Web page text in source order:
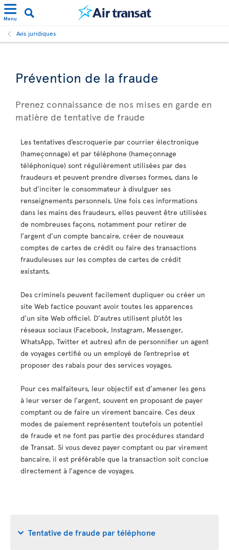
Menu
Avis juridiques
Prévention de la fraude
Prenez connaissance de nos mises en garde en
matière de tentative de fraude
Les tentatives d’escroquerie par courrier électronique
(hameçonnage) et par téléphone (hameçonnage
téléphonique) sont régulièrement utilisées par des
fraudeurs et peuvent prendre diverses formes, dans le
but d’inciter le consommateur à divulguer ses
renseignements personnels. Une fois ces informations
dans les mains des fraudeurs, elles peuvent être utilisées
de nombreuses façons, notamment pour retirer de
l’argent d’un compte bancaire, créer de nouveaux
comptes de cartes de crédit ou faire des transactions
frauduleuses sur les comptes de cartes de crédit
existants.
Des criminels peuvent facilement dupliquer ou créer un
site Web factice pouvant avoir toutes les apparences
d’un site Web officiel. D’autres utilisent plutôt les
réseaux sociaux (Facebook, Instagram, Messenger,
WhatsApp, Twitter et autres) afin de personnifier un agent
de voyages certifié ou un employé de l’entreprise et
proposer des rabais pour des services voyages.
Pour ces malfaiteurs, leur objectif est d’amener les gens
à leur verser de l’argent, souvent en proposant de payer
comptant ou de faire un virement bancaire. Ces deux
modes de paiement représentent toutefois un potentiel
de fraude et ne font pas partie des procédures standard
de Transat. Si vous devez payer comptant ou par virement
bancaire, il est préférable que la transaction soit conclue
directement à l’agence de voyages.
Tentative de fraude par téléphone